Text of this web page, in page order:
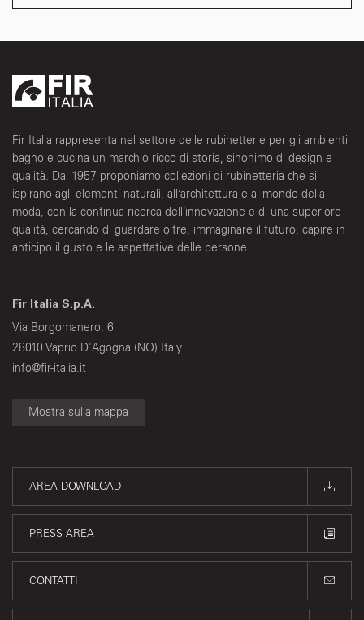
Fir Italia rappresenta nel settore delle rubinetterie per gli ambienti
bagno e cucina un marchio ricco di storia, sinonimo di design e
qualità. Dal 1957 proponiamo collezioni di rubinetteria che si
ispirano agli elementi naturali, all’architettura e al mondo della
moda, con la continua ricerca dell’innovazione e di una superiore
qualità, cercando di guardare oltre, immaginare il futuro, capire in
anticipo il gusto e le aspettative delle persone.
Fir Italia S.p.A.
Via Borgomanero, 6
28010 Vaprio D'Agogna (NO) Italy
info@fir-italia.it
Mostra sulla mappa
AREA DOWNLOAD
PRESS AREA
CONTATTI